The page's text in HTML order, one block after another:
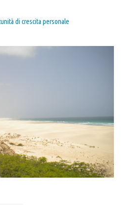
di crescita personale